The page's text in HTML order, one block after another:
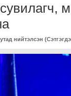
нийтэлсэн (